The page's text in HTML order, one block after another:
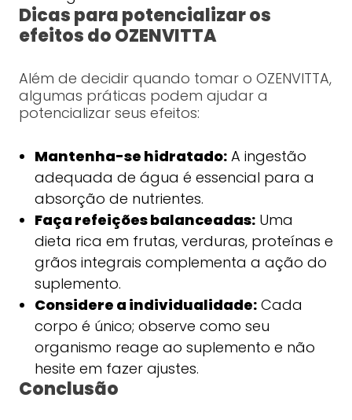
Dicas para potencializar os
efeitos do OZENVITTA
Além de decidir quando tomar o OZENVITTA,
algumas práticas podem ajudar a
potencializar seus efeitos:
Mantenha-se hidratado:A ingestão
adequada de água é essencial para a
absorção de nutrientes.
Faça refeições balanceadas:Uma
dieta rica em frutas, verduras, proteínas e
grãos integrais complementa a ação do
suplemento.
Considere a individualidade:Cada
corpo é único; observe como seu
organismo reage ao suplemento e não
hesite em fazer ajustes.
Conclusão